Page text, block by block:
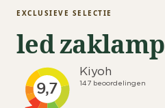
EXCLUSIEVE SELECTIE
led zaklamp